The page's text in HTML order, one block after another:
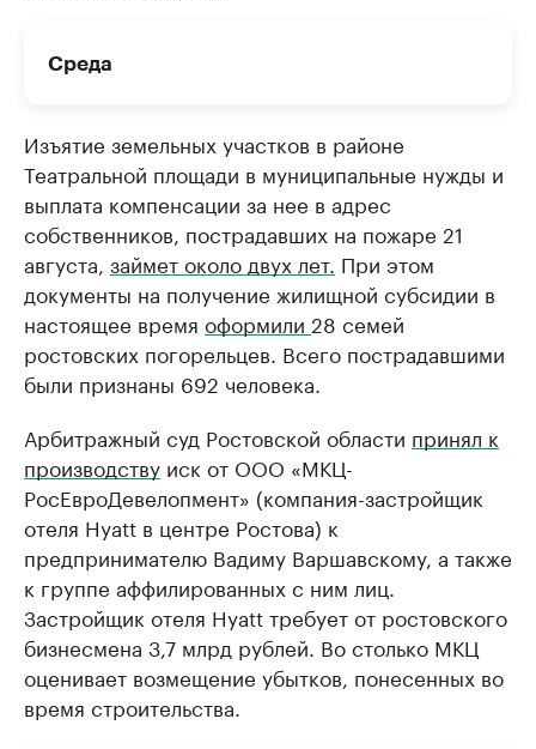
Среда
Изъятие земельных участков в районе
Театральной площади в муниципальные нужды и
выплата компенсации за нее в адрес
собственников, пострадавших на пожаре 21
августа, займет около двух лет. При этом
документы на получение жилищной субсидии в
настоящее время оформили 28 семей
ростовских погорельцев. Всего пострадавшими
были признаны 692 человека.
Арбитражный суд Ростовской области принял к
производству иск от ООО «МКЦ-
РосЕвроДевелопмент» (компания-застройщик
отеля Hyatt в центре Ростова) к
предпринимателю Вадиму Варшавскому, а также
к группе аффилированных с ним лиц.
Застройщик отеля Hyatt требует от ростовского
бизнесмена 3,7 млрд рублей. Во столько МКЦ
оценивает возмещение убытков, понесенных во
время строительства.